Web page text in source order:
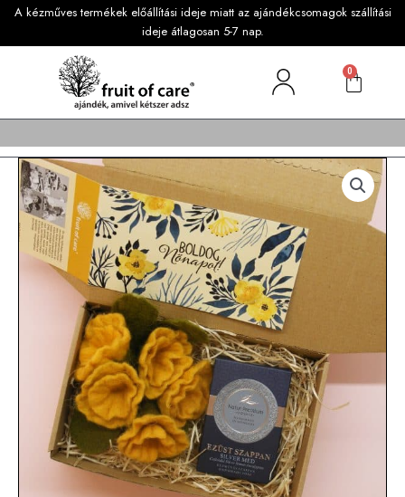
A kézműves termékek előállítási ideje miatt az ajándékcsomagok szállítási
ideje átlagosan 5-7 nap.
0